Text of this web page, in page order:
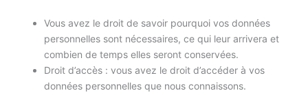
Vous avez le droit de savoir pourquoi vos données
personnelles sont nécessaires, ce qui leur arrivera et
combien de temps elles seront conservées.
Droit d’accès : vous avez le droit d’accéder à vos
données personnelles que nous connaissons.